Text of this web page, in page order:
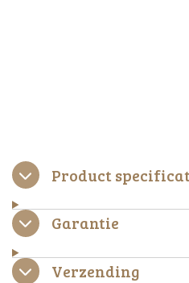
Product
Garantie
Verzending